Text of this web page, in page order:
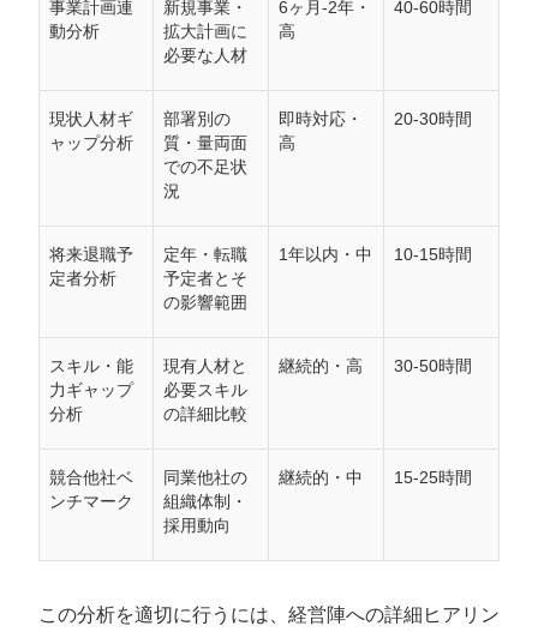
事業計画連
動分析
新規事業・
拡大計画に
必要な人材
6ヶ月-2年・
高
40-60時間
現状人材ギ
ャップ分析
部署別の
質・量両面
での不足状
況
即時対応・
高
20-30時間
将来退職予
定者分析
定年・転職
予定者とそ
の影響範囲
1年以内・中 10-15時間
スキル・能
力ギャップ
分析
現有人材と
必要スキル
の詳細比較
継続的・高 30-50時間
競合他社ベ
ンチマーク
同業他社の
組織体制・
採用動向
継続的・中 15-25時間
この分析を適切に行うには、経営陣への詳細ヒアリン